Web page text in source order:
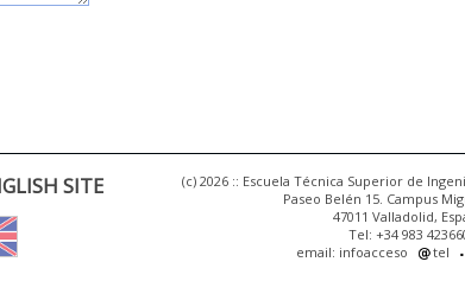
SITE
(c) 2026 :: Escuela Técnica Superior de
Paseo Belén 15. Campus
47011 Valladolid,
Tel: +34 983
email: infoacceso
tel